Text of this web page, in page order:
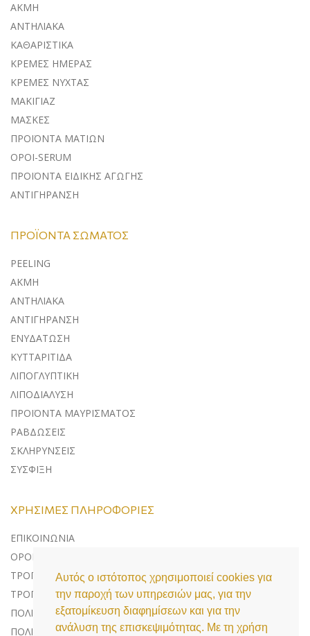
Αυτός ο ιστότοπος χρησιμοποιεί cookies για
την παροχή των υπηρεσιών μας, για την
εξατομίκευση διαφημίσεων και για την
ανάλυση της επισκεψιμότητας. Με τη χρήση
ΑΚΜΗ
ΑΝΤΗΛΙΑΚA
ΚΑΘΑΡΙΣΤΙΚΑ
ΚΡΕΜΕΣ ΗΜΕΡΑΣ
ΚΡΕΜΕΣ ΝΥΧΤΑΣ
ΜΑΚΙΓΙΑΖ
ΜΑΣΚΕΣ
ΠΡΟΪΟΝΤΑ ΜΑΤΙΩΝ
ΟΡΟΙ-SERUM
ΠΡΟΪΟΝΤΑ ΕΙΔΙΚΗΣ ΑΓΩΓΗΣ
ΑΝΤΙΓΗΡΑΝΣΗ
ΠΡΟΪΌΝΤΑ ΣΏΜΑΤΟΣ
PEELING
ΑΚΜΗ
ΑΝΤΗΛΙΑΚΑ
ΑΝΤΙΓΗΡΑΝΣΗ
ΕΝΥΔΑΤΩΣΗ
ΚΥΤΤΑΡΙΤΙΔΑ
ΛΙΠΟΓΛΥΠΤΙΚΗ
ΛΙΠΟΔΙΑΛΥΣΗ
ΠΡΟΪΟΝΤΑ ΜΑΥΡΙΣΜΑΤΟΣ
ΡΑΒΔΩΣΕΙΣ
ΣΚΛΗΡΥΝΣΕΙΣ
ΣΥΣΦΙΞΗ
ΧΡΉΣΙΜΕΣ ΠΛΗΡΟΦΟΡΊΕΣ
ΕΠΙΚΟΙΝΩΝΊΑ
ΌΡΟΙ ΧΡΉΣΗΣ
ΤΡΌΠΟΙ ΠΛΗΡΩΜΉΣ
ΤΡΌΠΟΙ ΑΠΟΣΤΟΛΉΣ
ΠΟΛΙΤΙΚΉ ΕΠΙΣΤΡΟΦΏΝ
ΠΟΛΙΤΙΚΉ ΠΡΟΣΤΑΣΊΑΣ ΔΕΔΟΜΈΝΩΝ